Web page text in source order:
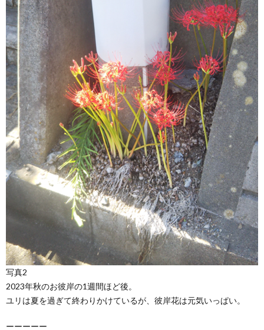
写真2
2023年秋のお彼岸の1週間ほど後。
ユリは夏を過ぎて終わりかけているが、彼岸花は元気いっぱい。
ーーーーー